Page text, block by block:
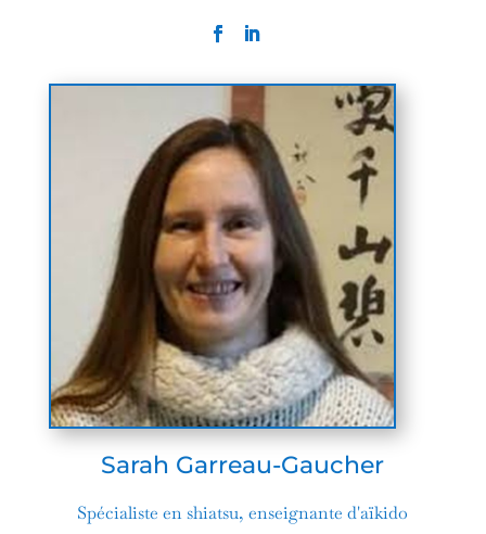
Sarah Garreau-Gaucher
Spécialiste en shiatsu, enseignante d'aïkido